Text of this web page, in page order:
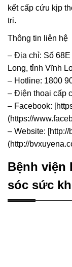
kết cấp cứu kịp
trị.
Thông tin liên hệ
– Địa chỉ: Số
Long, tỉnh Vĩnh
– Hotline: 1800
– Điện thoại cấp
– Facebook:
(https://
– Website: [http://
(http://
Bệnh viện
sóc sức